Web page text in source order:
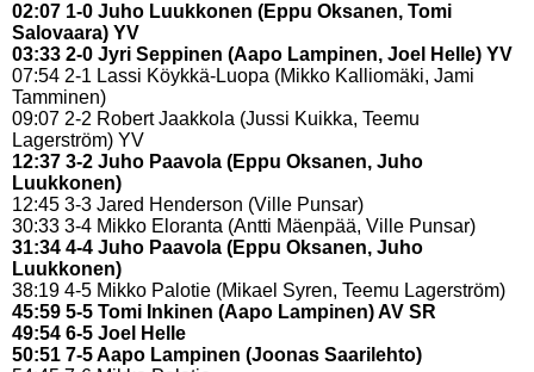
02:07 1-0 Juho Luukkonen (Eppu Oksanen, Tomi
Salovaara) YV
03:33 2-0 Jyri Seppinen (Aapo Lampinen, Joel Helle) YV
07:54 2-1 Lassi Köykkä-Luopa (Mikko Kalliomäki, Jami
Tamminen)
09:07 2-2 Robert Jaakkola (Jussi Kuikka, Teemu
Lagerström) YV
12:37 3-2 Juho Paavola (Eppu Oksanen, Juho
Luukkonen)
12:45 3-3 Jared Henderson (Ville Punsar)
30:33 3-4 Mikko Eloranta (Antti Mäenpää, Ville Punsar)
31:34 4-4 Juho Paavola (Eppu Oksanen, Juho
Luukkonen)
38:19 4-5 Mikko Palotie (Mikael Syren, Teemu Lagerström)
45:59 5-5 Tomi Inkinen (Aapo Lampinen) AV SR
49:54 6-5 Joel Helle
50:51 7-5 Aapo Lampinen (Joonas Saarilehto)